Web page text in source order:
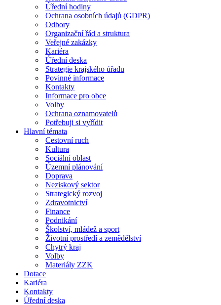
Úřední hodiny
Ochrana osobních údajů (GDPR)
Odbory
Organizační řád a struktura
Veřejné zakázky
Kariéra
Úřední deska
Strategie krajského úřadu
Povinné informace
Kontakty
Informace pro obce
Volby
Ochrana oznamovatelů
Potřebuji si vyřídit
Hlavní témata
Cestovní ruch
Kultura
Sociální oblast
Územní plánování
Doprava
Neziskový sektor
Strategický rozvoj
Zdravotnictví
Finance
Podnikání
Školství, mládež a sport
Životní prostředí a zemědělství
Chytrý kraj
Volby
Materiály ZZK
Dotace
Kariéra
Kontakty
Úřední deska